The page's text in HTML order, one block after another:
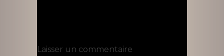
Laisser un commentaire